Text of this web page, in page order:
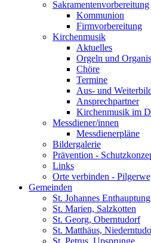
Sakramentenvorbereitung
Kommunion
Firmvorbereitung
Kirchenmusik
Aktuelles
Orgeln und
Chöre
Termine
Aus- und
Ansprechpartner
Kirchenmusik im
Messdiener/innen
Messdienerpläne
Bildergalerie
Prävention -
Links
Orte verbinden -
Gemeinden
St. Johannes
St. Marien, Salzkotten
St. Georg, Oberntudorf
St. Matthäus,
St. Petrus, Upsprunge